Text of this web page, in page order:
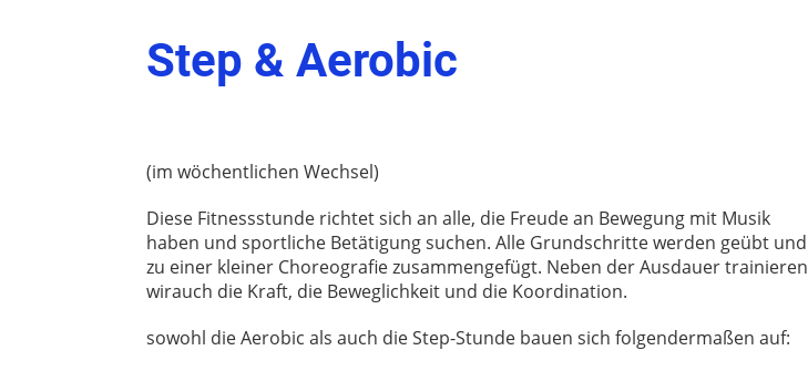
Step & Aerobic
(im wöchentlichen Wechsel)
Diese Fitnessstunde richtet sich an alle, die Freude an Bewegung mit Musik
haben und sportliche Betätigung suchen. Alle Grundschritte werden geübt und
zu einer kleiner Choreografie zusammengefügt. Neben der Ausdauer trainieren
wirauch die Kraft, die Beweglichkeit und die Koordination.
sowohl die Aerobic als auch die Step-Stunde bauen sich folgendermaßen auf: